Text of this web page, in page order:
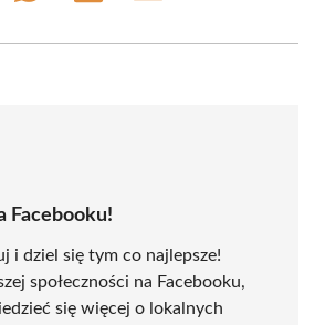
Facebooku!
i dziel się tym co najlepsze!
społeczności na Facebooku,
się więcej o lokalnych